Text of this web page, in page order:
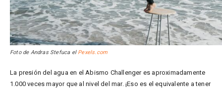
Foto de Andras Stefuca el Pexels.com
La presión del agua en el Abismo Challenger es aproximadamente
1.000 veces mayor que al nivel del mar. ¡Eso es el equivalente a tener